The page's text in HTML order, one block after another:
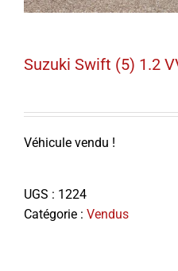
Suzuki Swift (5) 1.2
Véhicule vendu !
UGS : 1224
Catégorie : Vendus